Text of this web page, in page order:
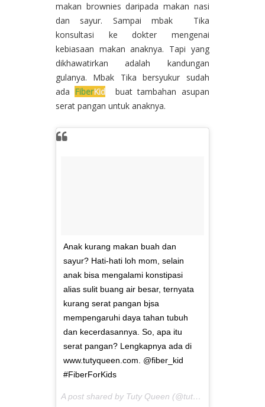
makan brownies daripada makan nasi
dan sayur. Sampai mbak Tika
konsultasi ke dokter mengenai
kebiasaan makan anaknya. Tapi yang
dikhawatirkan adalah kandungan
gulanya. Mbak Tika bersyukur sudah
ada FiberKid buat tambahan asupan
serat pangan untuk anaknya.
Anak kurang makan buah dan
sayur? Hati-hati loh mom, selain
anak bisa mengalami konstipasi
alias sulit buang air besar, ternyata
kurang serat pangan bjsa
mempengaruhi daya tahan tubuh
dan kecerdasannya. So, apa itu
serat pangan? Lengkapnya ada di
www.tutyqueen.com. @fiber_kid
#FiberForKids
A post shared by Tuty Queen (@tutyqueen) on